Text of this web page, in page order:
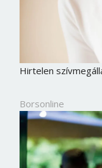
Hirtelen
Borsonline
E-mail cím vagy